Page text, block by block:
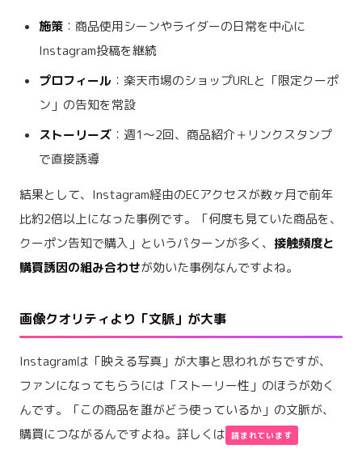
施策 ：商品使用シーンやライダーの日常を中心に
Instagram投稿を継続
プロフィール ：楽天市場のショップURLと「限定クーポ
ン」の告知を常設
ストーリーズ ：週1〜2回、商品紹介＋リンクスタンプ
で直接誘導
結果として、Instagram経由のECアクセスが数ヶ月で前年
比約2倍以上になった事例です。「何度も見ていた商品を、
クーポン告知で購入」というパターンが多く、 接触頻度と
購買誘因の組み合わせが効いた事例なんですよね。
画像クオリティより「文脈」が大事
Instagramは「映える写真」が大事と思われがちですが、
ファンになってもらうには「ストーリー性」のほうが効く
んです。「この商品を誰がどう使っているか」の文脈が、
購買につながるんですよね。詳しくは